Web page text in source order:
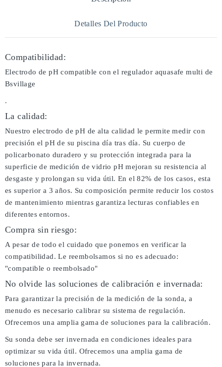
Detalles Del Producto
Compatibilidad:
Electrodo de pH compatible con el regulador aquasafe multi de
Bsvillage
.
La calidad:
Nuestro electrodo de pH de alta calidad le permite medir con
precisión el pH de su piscina día tras día. Su cuerpo de
policarbonato duradero y su protección integrada para la
superficie de medición de vidrio pH mejoran su resistencia al
desgaste y prolongan su vida útil. En el 82% de los casos, esta
es superior a 3 años. Su composición permite reducir los costos
de mantenimiento mientras garantiza lecturas confiables en
diferentes entornos.
Compra sin riesgo:
A pesar de todo el cuidado que ponemos en verificar la
compatibilidad. Le reembolsamos si no es adecuado:
"compatible o reembolsado"
No olvide las soluciones de calibración e invernada:
Para garantizar la precisión de la medición de la sonda, a
menudo es necesario calibrar su sistema de regulación.
Ofrecemos una amplia gama de soluciones para la calibración.
Su sonda debe ser invernada en condiciones ideales para
optimizar su vida útil. Ofrecemos una amplia gama de
soluciones para la invernada.